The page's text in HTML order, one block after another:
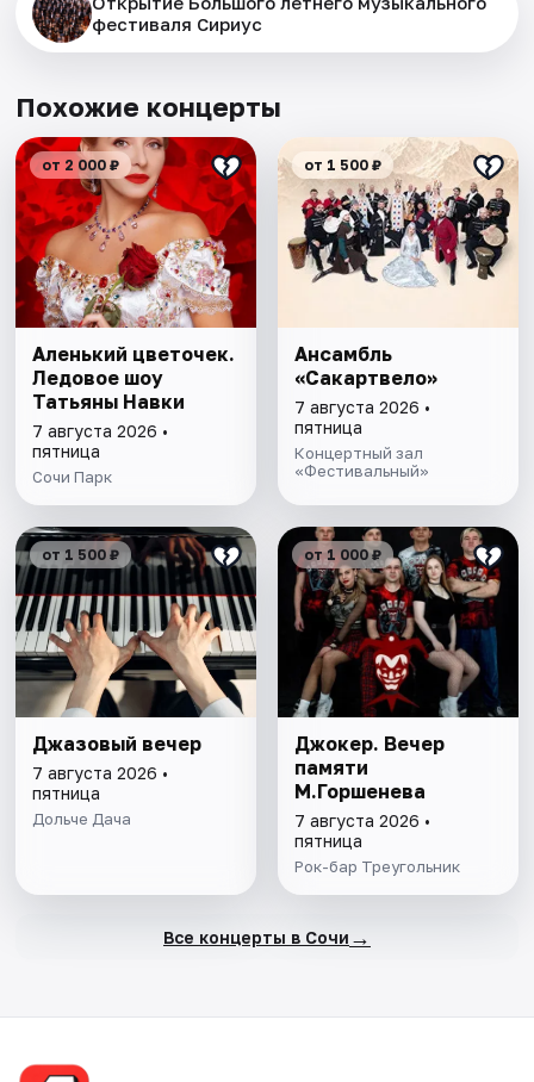
фестиваля Сириус
Похожие концерты
от 2 000 ₽
Аленький цветочек.
Ледовое шоу
Татьяны Навки
7 августа 2026 •
пятница
Сочи Парк
от 1 500 ₽
Ансамбль
«Сакартвело»
7 августа 2026 •
пятница
Концертный зал
«Фестивальный»
от 1 500 ₽
Джазовый вечер
7 августа 2026 •
пятница
Дольче Дача
от 1 000 ₽
Джокер. Вечер
памяти
М.Горшенева
7 августа 2026 •
пятница
Рок-бар Треугольник
Все концерты в Сочи →